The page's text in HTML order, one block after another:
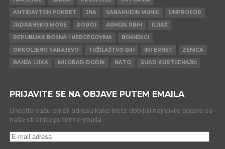
ANTIDAYTON POKRET
JNA SABAHUDIN MUHIĆ
UNPROFOR
JADRANSKO MORE
DOBOJ ARMIJA RBIH
ILIJAŠ
REPUBLIKA BOSNA I HERCEGOVINA
BOŠNJACI
OPKOLJENO SARAJEVO
TUŽILAŠTVO BIH INTERNET
ZENICA
BANJA LUKA
MILORAD DODIK NATO SUAD KURTĆEHAJIĆ
PRIJAVITE SE NA OBJAVE PUTEM EMAILA
Unesite vašu email adresu kako biste dobijali najnovije objave sa
naše stranice putem e-maila.
E-
mail